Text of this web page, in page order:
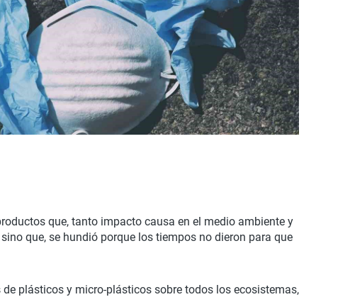
que, tanto impacto causa en el medio ambiente y
que, se hundió porque los tiempos no dieron para que
plásticos y micro-plásticos sobre todos los ecosistemas,